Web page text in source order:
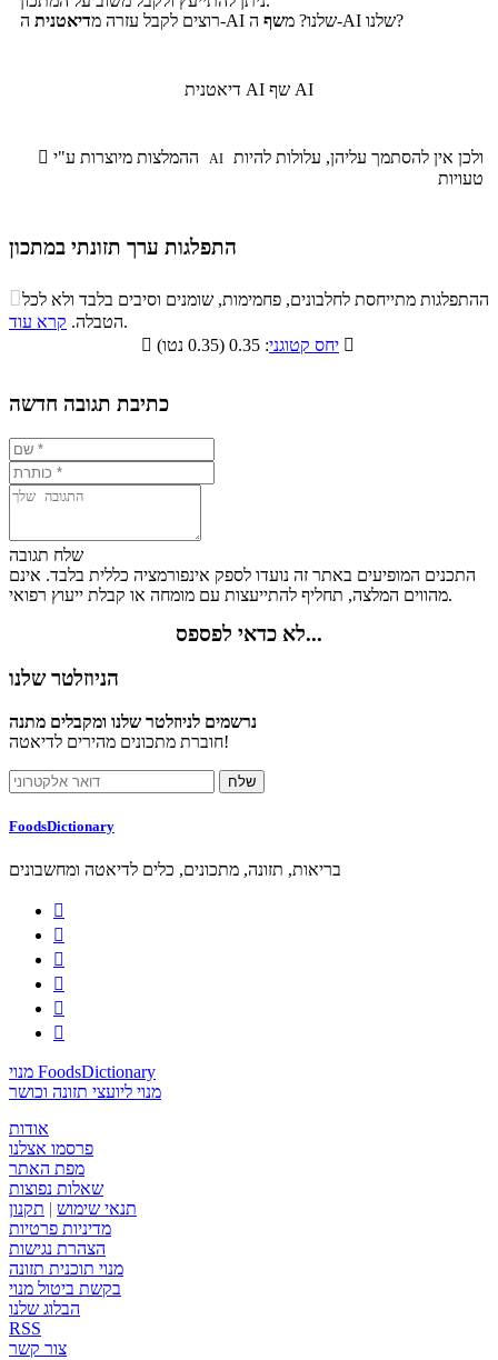
רוצים לקבל עזרה מדיאטנית ה-AI שלנו? משף ה-AI שלנו?
דיאטנית AI שף AI
 AI
טעויות
התפלגות ערך תזונתי במתכון
התפלגות ערך תזונתי במתכון
סיבים
תזונתיים
שומנים חלבונים
53.2% 20.7%
ההתפלגות מתייחסת לחלבונים, פחמימות, שומנים וסיבים בלבד ולא לכל
הטבלה. קרא עוד
.

יחס קטוגני 
כתיבת תגובה חדשה
שלח תגובה
התכנים המופיעים באתר זה נועדו לספק אינפורמציה כללית בלבד. אינם
מהווים המלצה, תחליף להתייעצות עם מומחה או קבלת ייעוץ רפואי.
לא כדאי לפספס...
הניוזלטר שלנו
נרשמים לניוזלטר שלנו ומקבלים מתנה
חוברת מתכונים מהירים לדיאטה!
FoodsDictionary
בריאות, תזונה, מתכונים, כלים לדיאטה ומחשבונים






מנוי FoodsDictionary
מנוי ליועצי תזונה וכושר
אודות
פרסמו אצלנו
מפת האתר
שאלות נפוצות
תנאי שימוש | תקנון
מדיניות פרטיות
הצהרת נגישות
מנוי תוכנית תזונה
בקשת ביטול מנוי
הבלוג שלנו
RSS
צור קשר